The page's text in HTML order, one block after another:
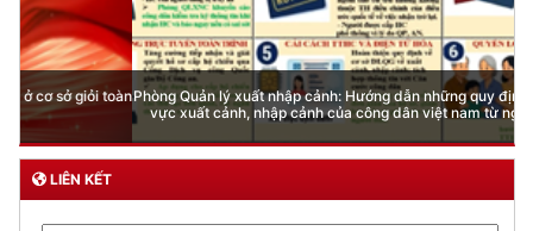
Phòng Quản lý xuất nhập cảnh: Hướng dẫn những quy định mới trong lĩnh
vực xuất cảnh, nhập cảnh của công dân việt nam từ ngày 01/7/2026
LIÊN KẾT